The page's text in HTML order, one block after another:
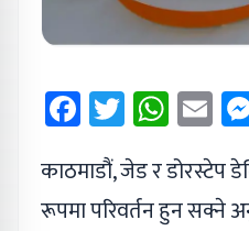
Facebook
Twitter
काठमाडौं, जेड र डोरस्टेप
रूपमा परिवर्तन हुन सक्ने